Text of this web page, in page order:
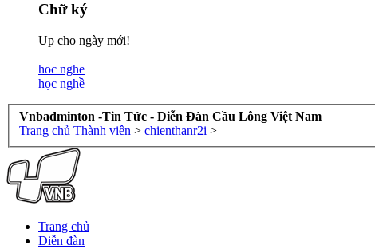
Chữ ký
Up cho ngày mới!
hoc nghe
học nghề
Vnbadminton -Tin Tức - Diễn Đàn Cầu Lông Việt Nam
Trang chủ Thành viên > chienthanr2i >
Trang chủ
Diễn đàn